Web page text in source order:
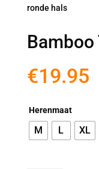
ronde hals
€19.95
Herenmaat
M L XL